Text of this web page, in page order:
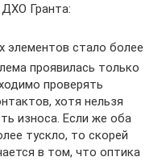
ДХО Гранта:
элементов стало более
проявилась только
проверять
хотя нельзя
износа. Если же оба
тускло, то скорей
в том, что оптика